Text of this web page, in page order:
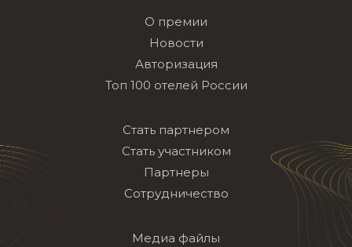
О премии
Новости
Авторизация
Топ 100 отелей России
Стать партнером
Стать участником
Партнеры
Сотрудничество
Медиа файлы